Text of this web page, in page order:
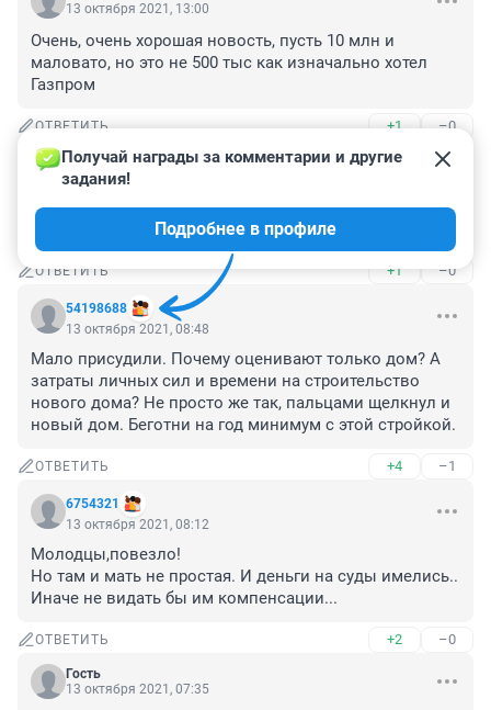
13 октября 2021, 13:00
Очень, очень хорошая новость, пусть 10 млн и
маловато, но это не 500 тыс как изначально хотел
Газпром
ОТВЕТИТЬ +1 –0
Гость
13 октября 2021, 12:04
В нашей стране отсудить и получить, то что отсудил
это настолько разные вещи.
ОТВЕТИТЬ +1 –0
54198688
Получай награды за комментарии и другие
задания!
Подробнее в профиле
13 октября 2021, 08:48
Мало присудили. Почему оценивают только дом? А
затраты личных сил и времени на строительство
нового дома? Не просто же так, пальцами щелкнул и
новый дом. Беготни на год минимум с этой стройкой.
ОТВЕТИТЬ +4 –1
6754321
13 октября 2021, 08:12
Молодцы,повезло!
Но там и мать не простая. И деньги на суды имелись..
Иначе не видать бы им компенсации...
ОТВЕТИТЬ +2 –0
Гость
13 октября 2021, 07:35